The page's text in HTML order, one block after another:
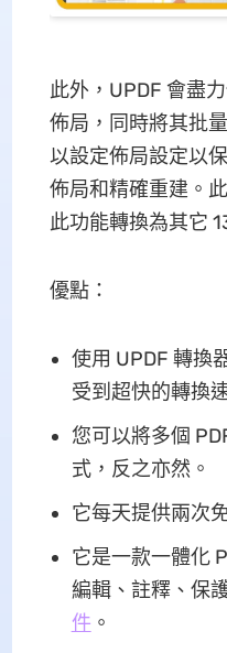
此外，UPDF 會盡
佈局，同時將其批
以設定佈局設定以
佈局和精確重建。
此功能轉換為其它
優點：
使用 UPDF 轉換
受到超快的轉換
您可以將多個
式，反之亦然。
它每天提供兩次
它是一款一體化
編輯、註釋、保
件 。